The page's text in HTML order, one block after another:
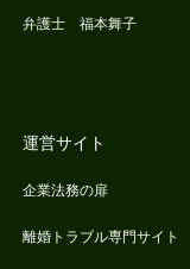
弁護士 福本舞子
運営サイト
企業法務の扉
離婚トラブル専門サイト